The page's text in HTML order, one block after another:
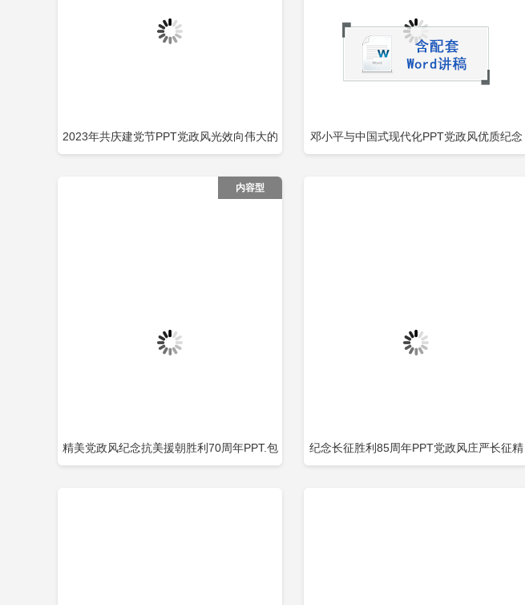
2023年共庆建党节PPT党政风光效向伟大的 邓小平与中国式现代化PPT党政风优质纪念
添加收藏 立即下载
内容型
精美党政风纪念抗美援朝胜利70周年PPT.包
添加收藏 立即下载
纪念长征胜利85周年PPT党政风庄严长征精
添加收藏 立即下载 添加收藏 立即下载